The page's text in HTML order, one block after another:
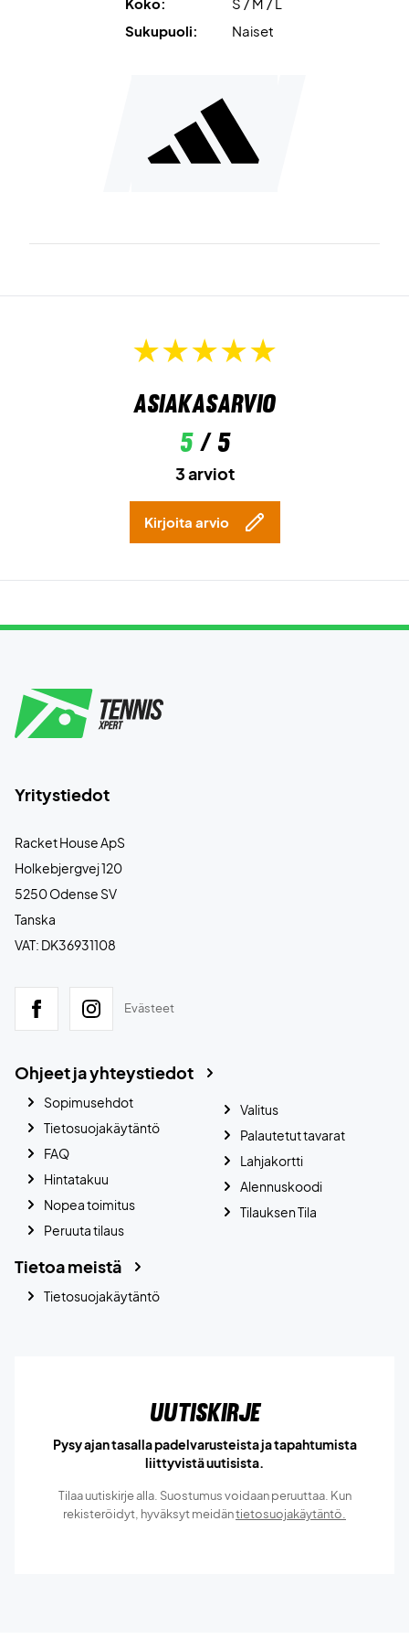
Sukupuoli:
Naiset
Asiakasarvio
5/ 5
3 arviot
Kirjoita arvio
Yritystiedot
Racket House ApS
Holkebjergvej 120
5250 Odense SV
Tanska
VAT: DK36931108
Evästeet
Ohjeet ja yhteystiedot
Sopimusehdot
Tietosuojakäytäntö
FAQ
Hintatakuu
Nopea toimitus
Peruuta tilaus
Valitus
Palautetut tavarat
Lahjakortti
Alennuskoodi
Tilauksen Tila
Tietoa meistä
Tietosuojakäytäntö
Uutiskirje
Pysy ajan tasalla padelvarusteista ja tapahtumista
liittyvistä uutisista.
Tilaa uutiskirje alla. Suostumus voidaan peruuttaa. Kun
rekisteröidyt, hyväksyt meidäntietosuojakäytäntö.